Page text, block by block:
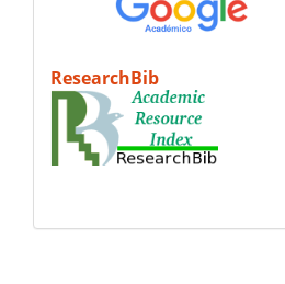
ResearchBib